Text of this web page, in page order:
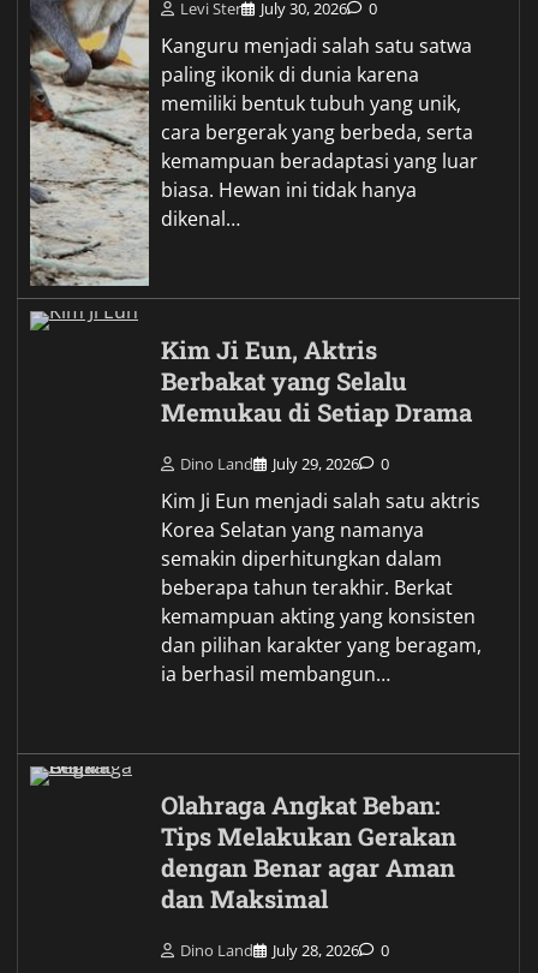
Levi Ster July 30, 2026 0
Kanguru menjadi salah satu satwa
paling ikonik di dunia karena
memiliki bentuk tubuh yang unik,
cara bergerak yang berbeda, serta
kemampuan beradaptasi yang luar
biasa. Hewan ini tidak hanya
dikenal…
Kim Ji Eun, Aktris
Berbakat yang Selalu
Memukau di Setiap Drama
Dino Land July 29, 2026 0
Kim Ji Eun menjadi salah satu aktris
Korea Selatan yang namanya
semakin diperhitungkan dalam
beberapa tahun terakhir. Berkat
kemampuan akting yang konsisten
dan pilihan karakter yang beragam,
ia berhasil membangun…
Olahraga Angkat Beban:
Tips Melakukan Gerakan
dengan Benar agar Aman
dan Maksimal
Dino Land July 28, 2026 0